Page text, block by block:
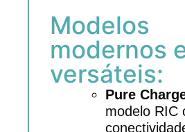
Modelos
modernos
versáteis:
Pure
modelo RIC